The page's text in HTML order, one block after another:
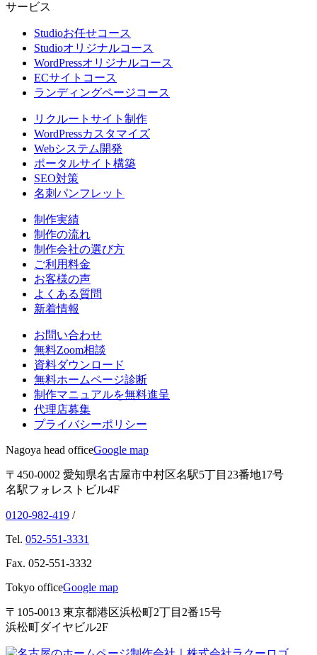
サービス
Studioお任せコース
Studioオリジナルコース
WordPressオリジナルコース
ECサイトコース
ランディングページコース
リクルートサイト制作
WordPressカスタマイズ
Webシステム開発
ポータルサイト構築
SEO対策
名刺パンフレット
制作実績
制作の流れ
制作会社の選び方
ご利用料金
お客様の声
よくある質問
新着情報
お問い合わせ
無料Zoom相談
資料ダウンロード
無料ホームページ診断
制作マニュアルを無料進呈
代理店募集
プライバシーポリシー
Nagoya head officeGoogle map
〒450-0002 愛知県名古屋市中村区名駅5丁目23番地17号
名駅フォレストビル4F
0120-982-419 /
Tel. 052-551-3331
Fax. 052-551-3332
Tokyo officeGoogle map
〒105-0013 東京都港区浜松町2丁目2番15号
浜松町ダイヤビル2F